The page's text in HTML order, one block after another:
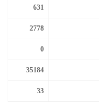
631
2778
0
35184
33